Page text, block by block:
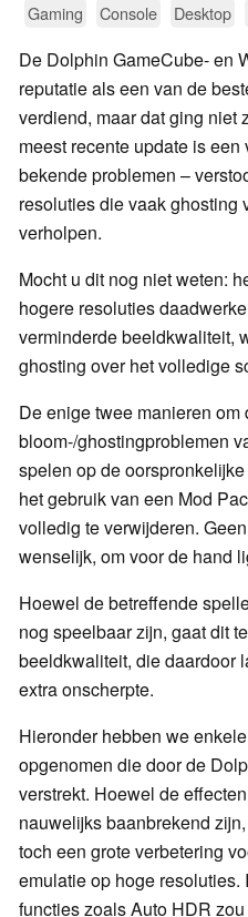
Gaming Console Desktop
De Dolphin GameCube- en
reputatie als een van de
verdiend, maar dat ging niet
meest recente update is
bekende problemen –
resoluties die vaak ghosting
verholpen.
Mocht u dit nog niet weten:
hogere resoluties
verminderde beeldkwaliteit,
ghosting over het volledige
De enige twee manieren om
bloom-/ghostingproblemen
spelen op de
het gebruik van een Mod
volledig te verwijderen.
wenselijk, om voor de hand
Hoewel de betreffende
nog speelbaar zijn, gaat dit
beeldkwaliteit, die daardoor
extra onscherpte.
Hieronder hebben we
opgenomen die door de
verstrekt. Hoewel de
nauwelijks baanbrekend
toch een grote verbetering
emulatie op hoge
functies zoals Auto HDR